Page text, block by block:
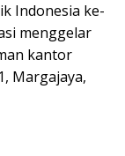
Indonesia ke-
menggelar
kantor
Margajaya,